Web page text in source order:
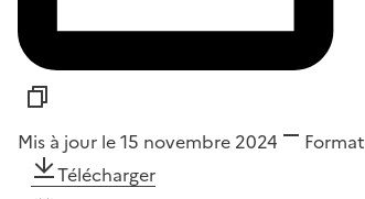
Mis à jour le 15 novembre 2024 Format
Télécharger